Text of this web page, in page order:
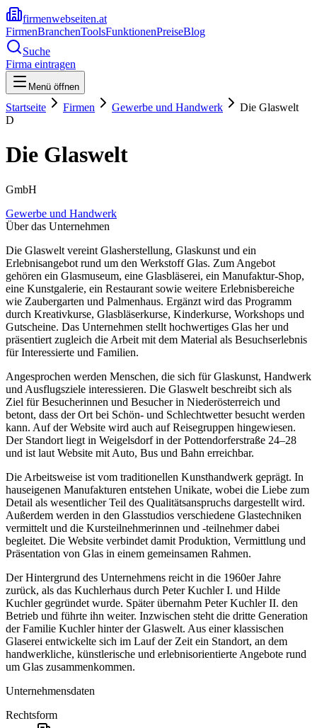
firmenwebseiten.at
FirmenBranchenToolsFunktionenPreiseBlog
Suche
Firma eintragen
Menü öffnen
Startseite Firmen Gewerbe und Handwerk
Die Glaswelt
D
Die Glaswelt
GmbH
Gewerbe und Handwerk
Über das Unternehmen
Die Glaswelt vereint Glasherstellung, Glaskunst und ein
Erlebnisangebot rund um den Werkstoff Glas. Zum Angebot
gehören ein Glasmuseum, eine Glasbläserei, ein Manufaktur-Shop,
eine Kunstgalerie, ein Restaurant sowie weitere Erlebnisbereiche
wie Zaubergarten und Palmenhaus. Ergänzt wird das Programm
durch Kreativkurse, Glasbläserkurse, Kinderkurse, Workshops und
Gutscheine. Das Unternehmen stellt hochwertiges Glas her und
präsentiert zugleich die Arbeit mit dem Material als Besuchserlebnis
für Interessierte und Familien.
Angesprochen werden Menschen, die sich für Glaskunst, Handwerk
und Ausflugsziele interessieren. Die Glaswelt beschreibt sich als
Ziel für Besucherinnen und Besucher in Niederösterreich und
betont, dass der Ort bei Schön- und Schlechtwetter besucht werden
kann. Auf der Website wird auch auf Reisegruppen hingewiesen.
Der Standort liegt in Weigelsdorf in der Pottendorferstraße 24–28
und ist laut Website mit Auto, Bus und Bahn erreichbar.
Die Arbeitsweise ist vom traditionellen Kunsthandwerk geprägt. In
hauseigenen Manufakturen entstehen Unikate, wobei die Liebe zum
Detail als wesentlicher Teil des Qualitätsanspruchs dargestellt wird.
Außerdem werden in den Glasstudios verschiedene Glastechniken
vermittelt und die Kursteilnehmerinnen und -teilnehmer dabei
begleitet. Die Website verbindet damit Produktion, Vermittlung und
Präsentation von Glas in einem gemeinsamen Rahmen.
Der Hintergrund des Unternehmens reicht in die 1960er Jahre
zurück, als das Kuchlerhaus durch Peter Kuchler I. und Hilde
Kuchler gegründet wurde. Später übernahm Peter Kuchler II. den
Betrieb und führte ihn weiter. Inzwischen steht die dritte Generation
der Familie Kuchler hinter der Glaswelt. Aus einer klassischen
Glaserei entwickelte sich im Lauf der Zeit ein Standort, an dem
handwerkliche, künstlerische und erlebnisorientierte Angebote rund
um Glas zusammenkommen.
Unternehmensdaten
Rechtsform